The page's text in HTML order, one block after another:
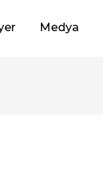
Medya
Haberler